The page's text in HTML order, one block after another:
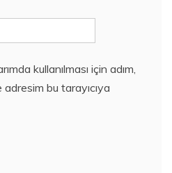
kullanılması için adım,
bu tarayıcıya